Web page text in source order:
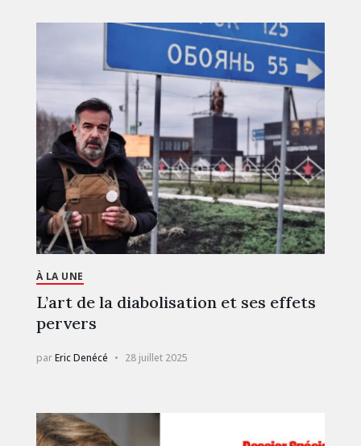
À LA UNE
L’art de la diabolisation et ses effets
pervers
parEric Denécé 28 juillet 2025